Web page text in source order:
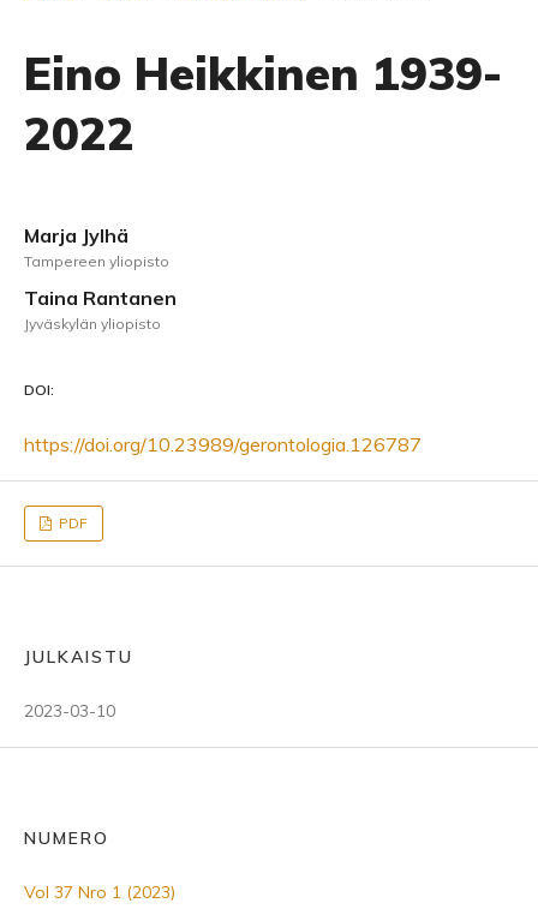
Eino Heikkinen 1939-
2022
Marja Jylhä
Tampereen yliopisto
Taina Rantanen
Jyväskylän yliopisto
DOI:
https://doi.org/10.23989/gerontologia.126787
PDF
JULKAISTU
2023-03-10
NUMERO
Vol 37 Nro 1 (2023)